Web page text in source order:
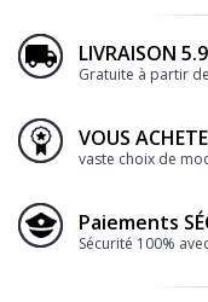
LIVRAISON
Gratuite à partir
VOUS
vaste choix de
Paiements
Sécurité 100%